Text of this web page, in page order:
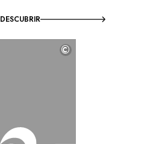
DESCUBRIR
©